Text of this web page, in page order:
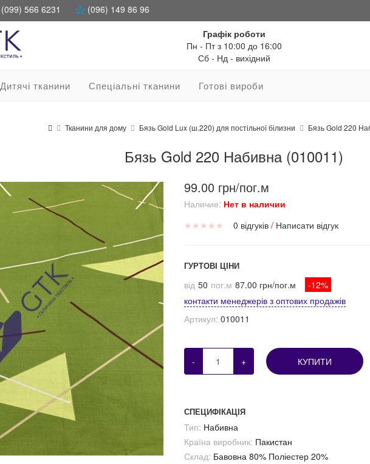
(099) 566 6231
(096) 149 86 96
Графік роботи
Пн - Пт з 10:00 до 16:00
Сб - Нд - вихідний
Дитячі тканини Спеціальні тканини Готові вироби
Тканини для дому Бязь Gold Lux (ш.220) для постільної білизни Бязь Gold 220
Бязь Gold 220 Набивна (010011)
99.00 грн/пог.м
Наличие: Нет в наличии
★ ★ ★ ★ ★ 0 відгуків/ Написати відгук
ГУРТОВІ ЦІНИ
від 50 пог.м 87.00 грн/пог.м
-12%
контакти менеджерів з оптових продажів
Артикул: 010011
- + КУПИТИ
СПЕЦИФІКАЦІЯ
Тип: Набивна
Країна виробник: Пакистан
Склад: Бавовна 80% Поліестер 20%